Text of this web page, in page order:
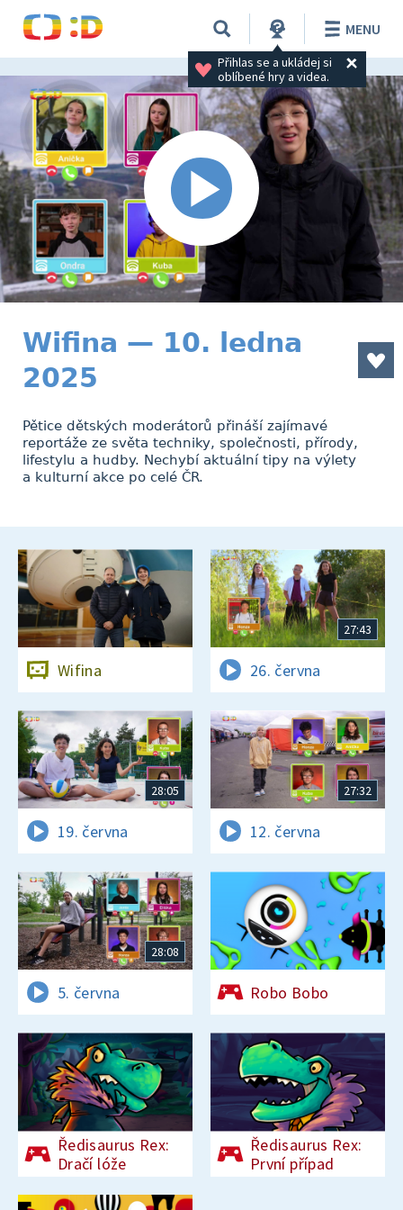
Přihlas se a ukládej si
oblíbené hry a videa.
MENU
Wifina — 10. ledna
2025
Pětice dětských moderátorů přináší zajímavé
reportáže ze světa techniky, společnosti, přírody,
lifestylu a hudby. Nechybí aktuální tipy na výlety
a kulturní akce po celé ČR.
Wifina
27:43
26. června
28:05
19. června
27:32
12. června
28:08
5. června Robo Bobo
Ředisaurus Rex:
Dračí lóže
Ředisaurus Rex:
První případ